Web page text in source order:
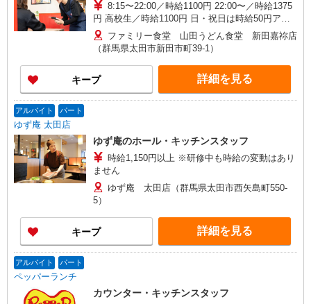
8:15〜22:00／時給1100円 22:00〜／時給1375
円 高校生／時給1100円 日・祝日は時給50円アッ
プ！（9時〜22時）
ファミリー食堂 山田うどん食堂 新田嘉祢店
（群馬県太田市新田市町39-1）
キープ 詳細を見る
アルバイト パート
ゆず庵 太田店
ゆず庵のホール・キッチンスタッフ
時給1,150円以上 ※研修中も時給の変動はあり
ません
ゆず庵 太田店（群馬県太田市西矢島町550-
5）
キープ 詳細を見る
アルバイト パート
ペッパーランチ
カウンター・キッチンスタッフ